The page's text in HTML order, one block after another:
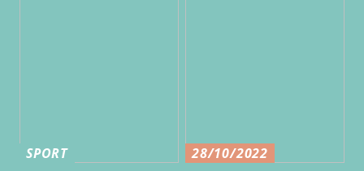
SPORT
28/10/2022